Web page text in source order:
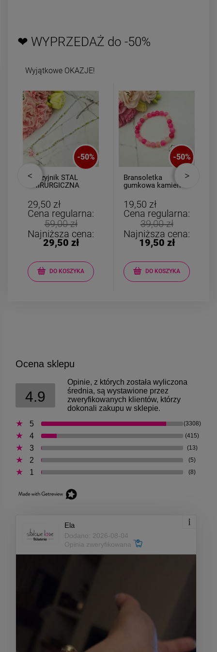
Kolczyki STAL
CHIRURGICZNA motylek
czarny
39,00 zł
Kolczyki STAL
CHIRURGICZNA
niebieski
DO KOSZYKA
❤ WYPRZEDAŻ do -50%
Wyjątkowe OKAZJE!
-50%
Naszyjnik STAL
CHIRURGICZNA
gwiazdki różowe
29,50 zł
Cena regularna:
59,00 zł
Najniższa cena:
29,50 zł
DO KOSZYKA
-50%
Bransoletka
gumkowa kamień
19,50 zł
Cena regularna:
39,00 zł
Najniższa cena:
19,50 zł
DO KOSZYKA
Ocena sklepu
4.9
Opinie, z których została wyliczona
średnia, są wystawione przez
zweryfikowanych klientów, którzy
dokonali zakupu w sklepie.
5
(3308)
4 (415)
3 (13)
2 (5)
1 (8)
Ela
Dodano: 2026-08-04
Opinia zweryfikowana